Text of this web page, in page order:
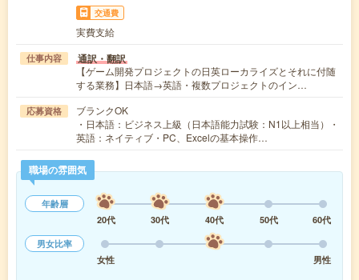
交通費
実費支給
仕事内容 通訳・翻訳
【ゲーム開発プロジェクトの日英ローカライズとそれに付随
する業務】日本語→英語・複数プロジェクトのイン…
応募資格
ブランクOK
・日本語：ビジネス上級（日本語能力試験：N1以上相当）・
英語：ネイティブ・PC、Excelの基本操作…
職場の雰囲気
年齢層
20代
30代 40代 50代
60代
男女比率
女性
男性